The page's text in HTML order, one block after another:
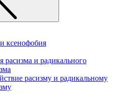
ксенофобия
расизма и радикального
расизму и радикальному